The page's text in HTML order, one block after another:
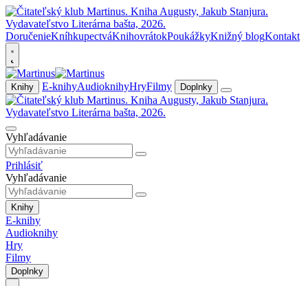
DoručenieKníhkupectváKnihovrátokPoukážkyKnižný blogKontakt
Knihy E-knihyAudioknihyHryFilmy Doplnky
Vyhľadávanie
Prihlásiť
Vyhľadávanie
Knihy
E-knihy
Audioknihy
Hry
Filmy
Doplnky